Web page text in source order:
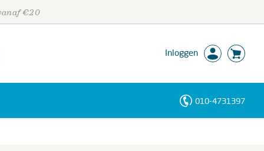
€20
Inloggen
010-4731397
Personen